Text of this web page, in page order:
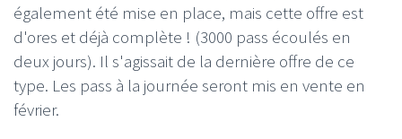
également été mise en place, mais cette offre est
d'ores et déjà complète ! (3000 pass écoulés en
deux jours). Il s'agissait de la dernière offre de ce
type. Les pass à la journée seront mis en vente en
février.